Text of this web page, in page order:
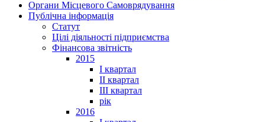
Органи Місцевого Самоврядування
Публічна інформація
Статут
Цілі діяльності підприємства
Фінансова звітність
2015
I квартал
II квартал
III квартал
рік
2016